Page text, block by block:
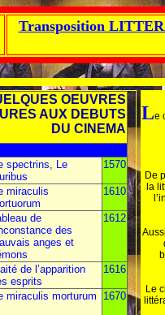
Transposition
OEUVRES
AUX DEBUTS
DU CINEMA
spectrins, Le
1570
miraculis
1610
de
des
anges et
1612
de l’apparition
esprits
1616
miraculis morturum 1670
Le
De
la
Le